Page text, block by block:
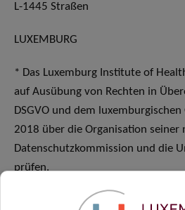
L-1445 Straßen
LUXEMBURG
* Das Luxemburg Institute of
auf Ausübung von Rechten in
DSGVO und dem
2018 über die Organisation seiner
Datenschutzkommission und die
prüfen.